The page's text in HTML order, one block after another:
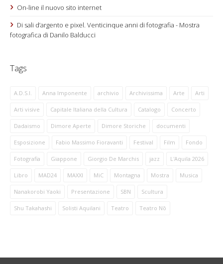
On-line il nuovo sito internet
Di sali d’argento e pixel. Venticinque anni di fotografia - Mostra
fotografica di Danilo Balducci
Tags
A.D.S.I. Anna Imponente archivio Archivissima Arte Arti
Arti visive Capitale Italiana della Cultura Catalogo Concerto
Dadaismo Dimore Aperte Dimore Storiche documenti
Esposizione Fabio Massimo Fioravanti Festival Film Fondo
Fotografia Giappone Giorgio De Marchis jazz L'Aquila 2026
Libro MAD24 MAXXI MiC Montagna Mostra Musica
Nanakorobi Yaoki Presentazione SBN Scultura
Shu Takahashi Solisti Aquilani Teatro Teatro Nō